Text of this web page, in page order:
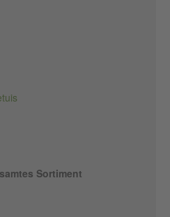
Sortiment